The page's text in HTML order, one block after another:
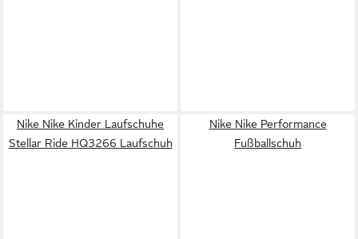
Nike Nike Kinder Laufschuhe
Stellar Ride HQ3266 Laufschuh
Nike Nike Performance
Fußballschuh